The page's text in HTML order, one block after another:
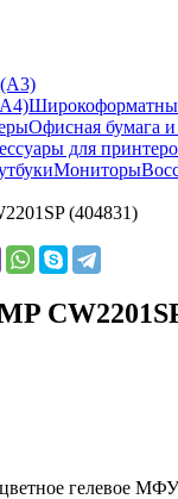
Офисная бумага и
для
Мониторы
(404831)
гелевое МФУ